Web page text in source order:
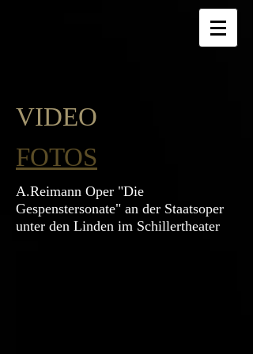
VIDEO
FOTOS
A.Reimann Oper "Die
Gespenstersonate" an der Staatsoper
unter den Linden im Schillertheater